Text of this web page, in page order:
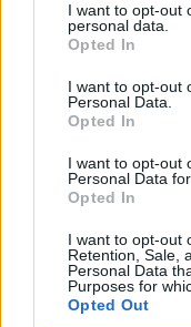
I want to opt-out
personal data.
Opted In
I want to opt-out
Personal Data.
Opted In
I want to opt-out
Personal Data
Opted In
I want to opt-out
Retention, Sale,
Personal Data
Purposes for
Opted Out
is a föld alá
Az alsó
a talajjal
betegségeknek
és ha
ültetőgödröt, az